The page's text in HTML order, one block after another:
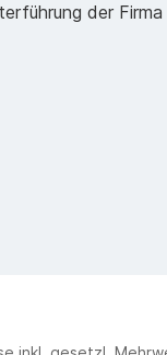
der